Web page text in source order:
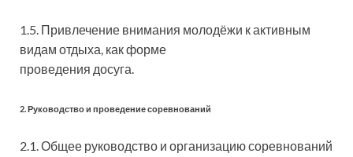
1.5. Привлечение внимания молодёжи к активным
видам отдыха, как форме
проведения досуга.
2. Руководство и проведение соревнований
2.1. Общее руководство и организацию соревнований